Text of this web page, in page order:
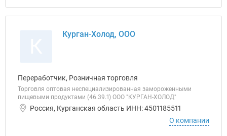
Курган-Холод, ООО
Переработчик, Розничная торговля
Торговля оптовая неспециализированная замороженными
пищевыми продуктами (46.39.1) ООО "КУРГАН-ХОЛОД"
Россия, Курганская область ИНН: 4501185511
О компании